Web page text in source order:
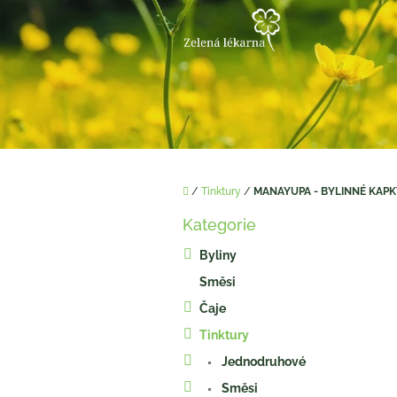
obsah
Domů
/ Tinktury / MANAYUPA - BYLINNÉ
Přeskočit
Kategorie
Byliny
Směsi
Čaje
Tinktury
Jednodruhové
Směsi